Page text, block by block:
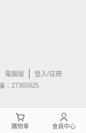
電腦版
登入/註冊
：27365925
購物車 會員中心